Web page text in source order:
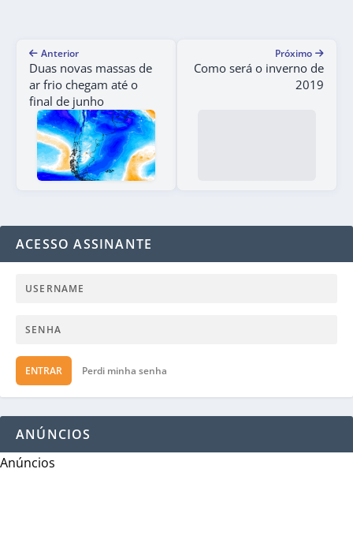
Anterior
Duas novas massas de
ar frio chegam até o
final de junho
Próximo
Como será o inverno de
2019
ACESSO ASSINANTE
ENTRAR Perdi minha senha
ANÚNCIOS
Anúncios